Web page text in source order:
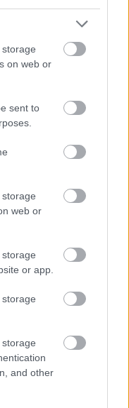
on web or
sent to
web or
or app.
and other
sajtóra...